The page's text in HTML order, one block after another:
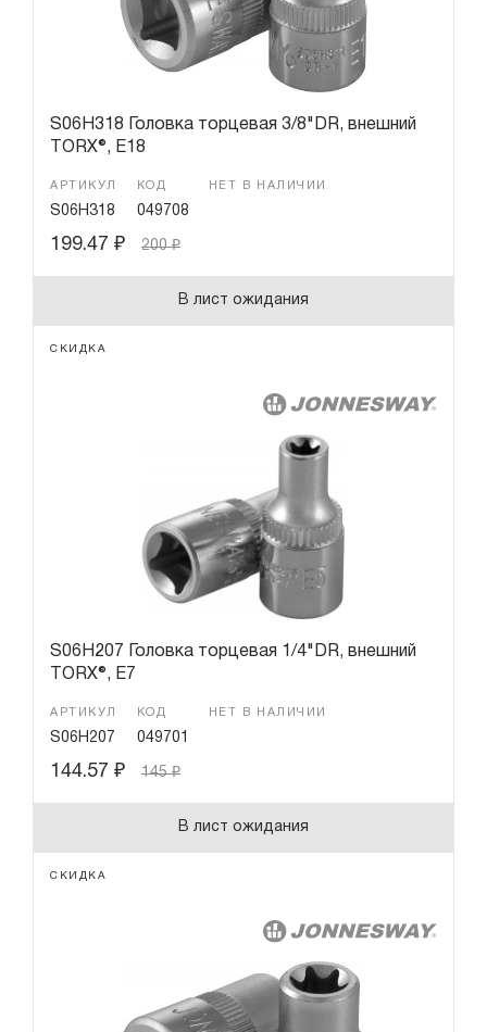
S06H318 Головка торцевая 3/8"DR, внешний
TORX®, Е18
АРТИКУЛ
S06H318
КОД
049708
НЕТ В НАЛИЧИИ
199.47 ₽ 200₽
В лист ожидания
СКИДКА
S06H207 Головка торцевая 1/4"DR, внешний
TORX®, Е7
АРТИКУЛ
S06H207
КОД
049701
НЕТ В НАЛИЧИИ
144.57 ₽ 145₽
В лист ожидания
СКИДКА